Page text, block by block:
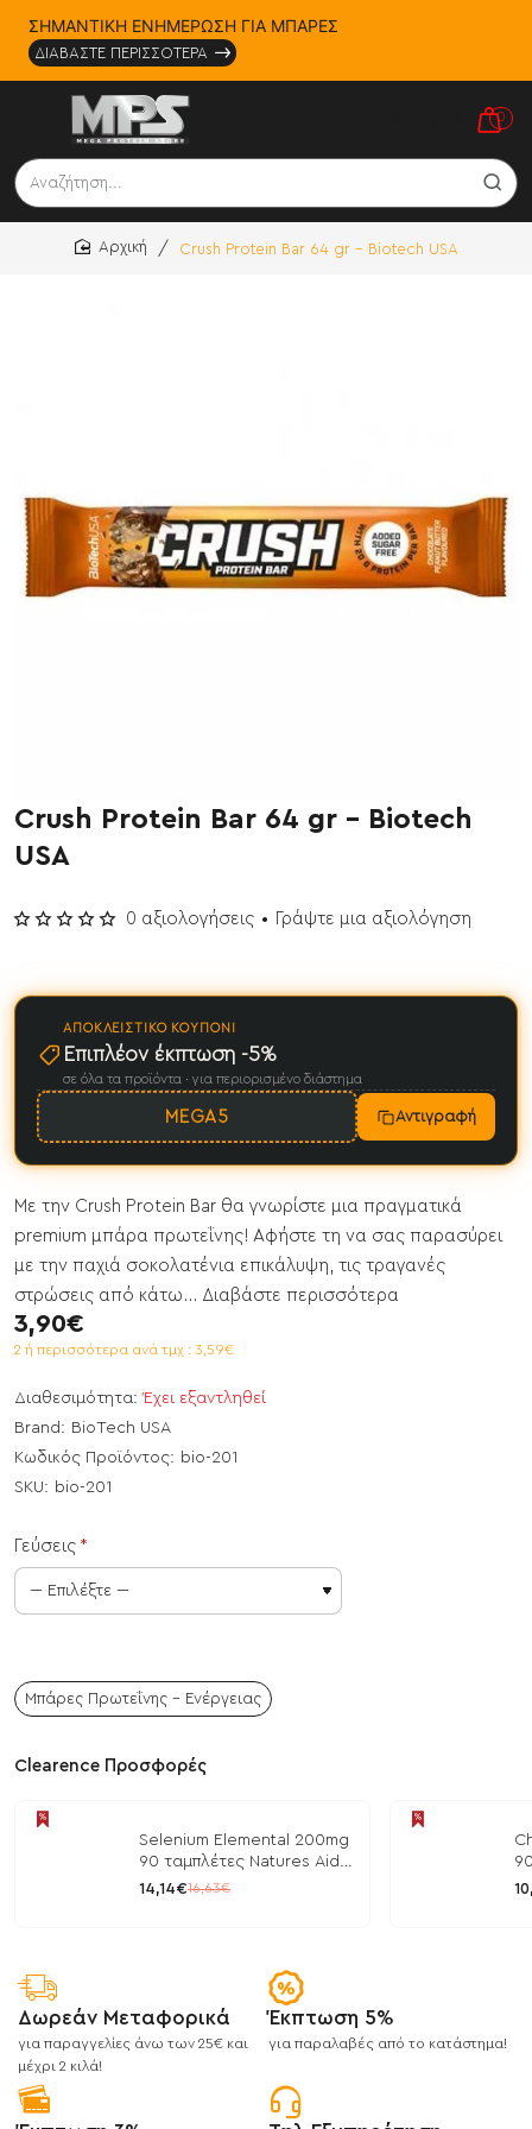
ΣΗΜΑΝΤΙΚΗ ΕΝΗΜΕΡΩΣΗ ΓΙΑ ΜΠΑΡΕΣ
ΔΙΑΒΑΣΤΕ ΠΕΡΙΣΣΟΤΕΡΑ
0
Αναζήτηση...
Crush Protein Bar 64 gr - Biotech USA
Έχει εξαντληθεί
Crush Protein Bar 64 gr - Biotech
USA
Διαθεσιμότητα: Έχει εξαντληθεί
Brand: BioTech USA
Κωδικός Προϊόντος: bio-201
SKU: bio-201
0 αξιολογήσεις • Γράψτε μια αξιολόγηση
3,90€
2 ή περισσότερα ανά τμχ : 3,59€
Γεύσεις
ΑΠΟΚΛΕΙΣΤΙΚΌ ΚΟΥΠΌΝΙ
Επιπλέον έκπτωση -5%
σε όλα τα προϊόντα · για περιορισμένο διάστημα
MEGA5 Αντιγραφή
Με την Crush Protein Bar θα γνωρίστε μια πραγματικά
premium μπάρα πρωτεΐνης! Αφήστε τη να σας παρασύρει
με την παχιά σοκολατένια επικάλυψη, τις τραγανές
στρώσεις από κάτω... Διαβάστε περισσότερα
Μπάρες Πρωτεΐνης - Ενέργειας
Clearence Προσφορές
Selenium Elemental 200mg
90 ταμπλέτες Natures Aid
/ Μέταλλα
14,14€16,63€
/
Δωρεάν Μεταφορικά
για παραγγελίες άνω των 25€ και
μέχρι 2 κιλά!
Έκπτωση 5%
για παραλαβές από το κατάστημα!